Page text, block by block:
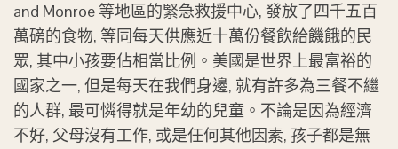
and Monroe 等地區的緊急救援中心, 發放了四千五百
萬磅的食物, 等同每天供應近十萬份餐飲給饑餓的民
眾, 其中小孩要佔相當比例。美國是世界上最富裕的
國家之一, 但是每天在我們身邊, 就有許多為三餐不繼
的人群, 最可憐得就是年幼的兒童。不論是因為經濟
不好, 父母沒有工作, 或是任何其他因素, 孩子都是無